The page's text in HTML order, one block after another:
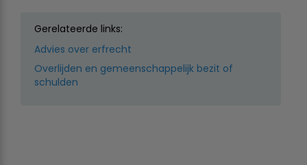
Gerelateerde links:
Advies over erfrecht
Overlijden en gemeenschappelijk bezit of
schulden